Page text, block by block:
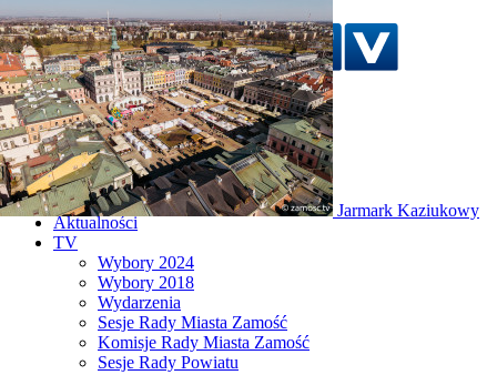
Szukaj w serwisie
Strona główna
Aktualności
TV
Wybory 2024
Wybory 2018
Wydarzenia
Sesje Rady Miasta Zamość
Komisje Rady Miasta Zamość
Sesje Rady Powiatu
Jarmark Kaziukowy